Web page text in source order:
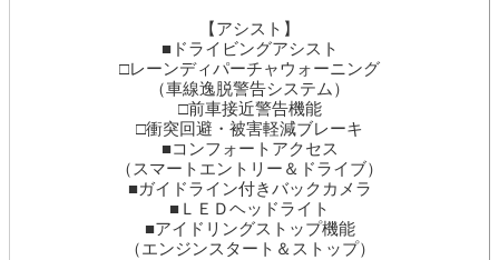
【アシスト】
■ドライビングアシスト
□レーンディパーチャウォーニング
（車線逸脱警告システム）
□前車接近警告機能
□衝突回避・被害軽減ブレーキ
■コンフォートアクセス
（スマートエントリー＆ドライブ）
■ガイドライン付きバックカメラ
■ＬＥＤヘッドライト
■アイドリングストップ機能
（エンジンスタート＆ストップ）